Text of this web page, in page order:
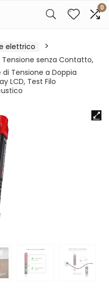
0
elettrico
Tensione senza Contatto,
di Tensione a Doppia
LCD, Test Filo